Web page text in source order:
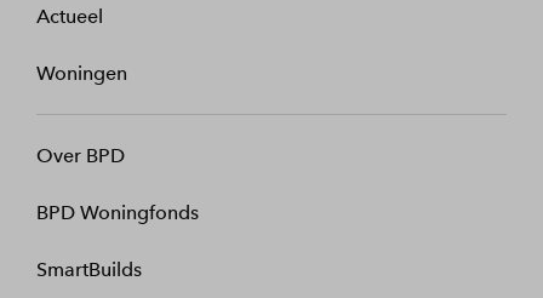
Actueel
Woningen
Over BPD
BPD Woningfonds
SmartBuilds